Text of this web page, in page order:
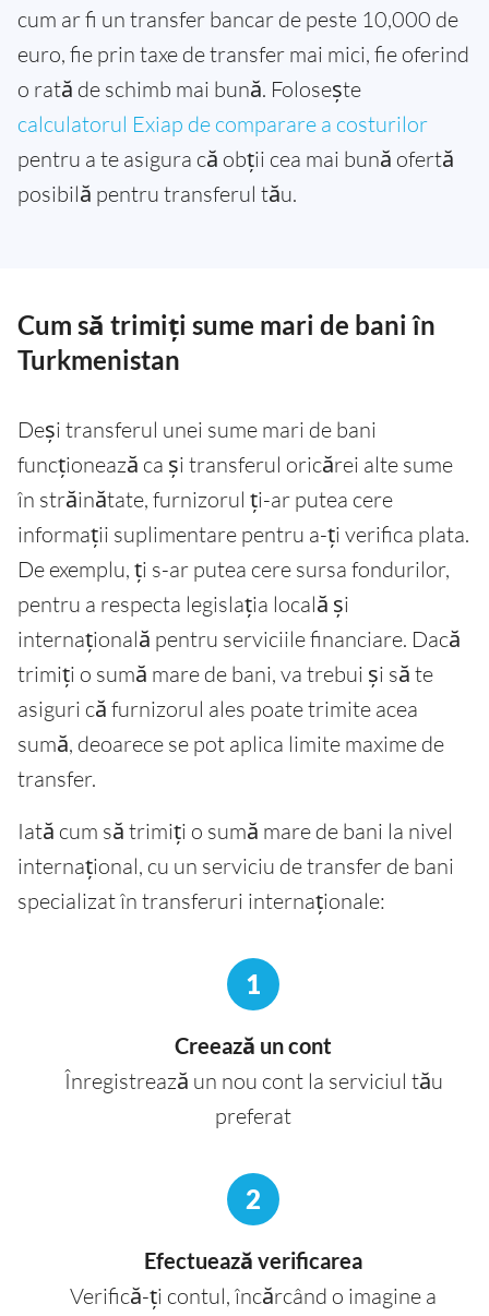
cum ar fi un transfer bancar de peste 10,000 de
euro, fie prin taxe de transfer mai mici, fie oferind
o rată de schimb mai bună. Folosește
calculatorul Exiap de comparare a costurilor
pentru a te asigura că obții cea mai bună ofertă
posibilă pentru transferul tău.
Cum să trimiți sume mari de bani în
Turkmenistan
Deși transferul unei sume mari de bani
funcționează ca și transferul oricărei alte sume
în străinătate, furnizorul ți-ar putea cere
informații suplimentare pentru a-ți verifica plata.
De exemplu, ți s-ar putea cere sursa fondurilor,
pentru a respecta legislația locală și
internațională pentru serviciile financiare. Dacă
trimiți o sumă mare de bani, va trebui și să te
asiguri că furnizorul ales poate trimite acea
sumă, deoarece se pot aplica limite maxime de
transfer.
Iată cum să trimiți o sumă mare de bani la nivel
internațional, cu un serviciu de transfer de bani
specializat în transferuri internaționale:
1
Creează un cont
Înregistrează un nou cont la serviciul tău
preferat
2
Efectuează verificarea
Verifică-ți contul, încărcând o imagine a